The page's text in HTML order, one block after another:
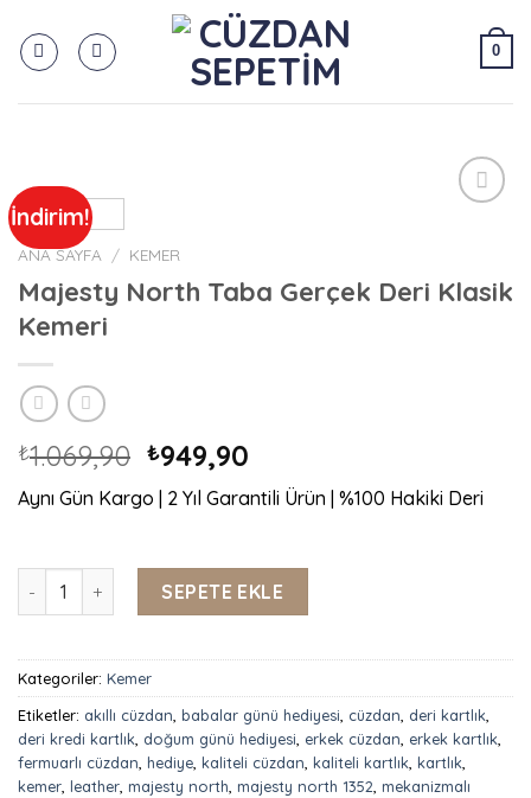
content
0
İndirim!
ANA SAYFA / KEMER
Majesty North Taba Gerçek Deri Klasik
Kemeri
₺1.069,90 Orijinal
fiyat:
₺1.069,90.
₺949,90
andaki
fiyat:
Aynı Gün Kargo | 2 Yıl Garantili Ürün | %100 Hakiki Deri
Majesty North Taba Gerçek Deri Klasik Kemeri adet
SEPETE EKLE
Kategoriler: Kemer
Etiketler: akıllı cüzdan babalar günü hediyesi cüzdan deri kartlık
deri kredi kartlık doğum günü hediyesi erkek cüzdan erkek kartlık
fermuarlı cüzdan hediye kaliteli cüzdan kaliteli kartlık kartlık
kemer leather majesty north majesty north 1352 mekanizmalı